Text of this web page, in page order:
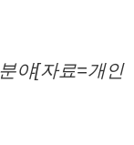
야[자료=개인